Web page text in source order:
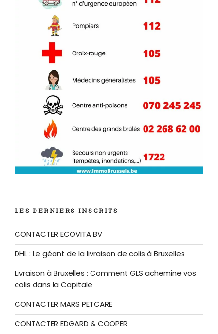
LES DERNIERS INSCRITS
CONTACTER ECOVITA BV
DHL : Le géant de la livraison de colis à Bruxelles
Livraison à Bruxelles : Comment GLS achemine vos
colis dans la Capitale
CONTACTER MARS PETCARE
CONTACTER EDGARD & COOPER